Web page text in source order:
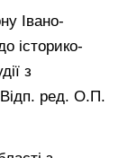
Івано-
історико-
з
Відп. ред. О.П.